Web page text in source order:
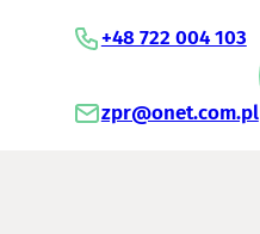
+48 722 004 103
zpr@onet.com.pl